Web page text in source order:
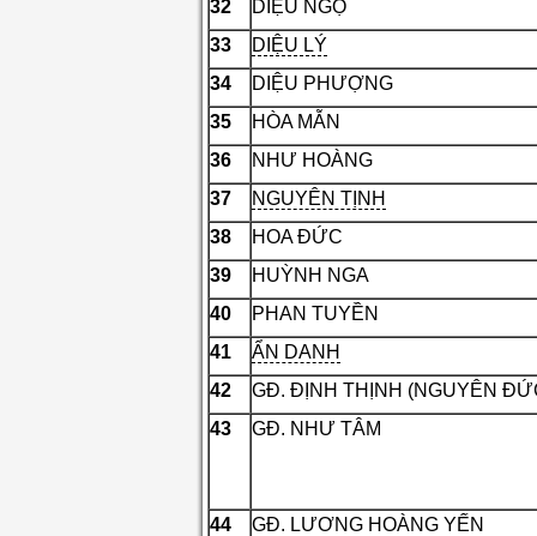
32
DIỆU NGỘ
33
DIỆU LÝ
34
DIỆU PHƯỢNG
35
HÒA MẪN
36
NHƯ HOÀNG
37
NGUYÊN TỊNH
38
HOA ĐỨC
39
HUỲNH NGA
40
PHAN TUYỀN
41
ẨN DANH
42
GĐ. ĐỊNH THỊNH (NGUYÊN
43
GĐ. NHƯ TÂM
44
GĐ. LƯƠNG HOÀNG YẾN